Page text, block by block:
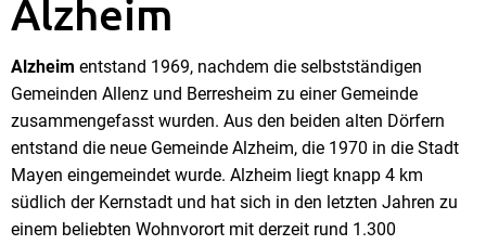
Alzheim
Alzheim entstand 1969, nachdem die selbstständigen
Gemeinden Allenz und Berresheim zu einer Gemeinde
zusammengefasst wurden. Aus den beiden alten Dörfern
entstand die neue Gemeinde Alzheim, die 1970 in die Stadt
Mayen eingemeindet wurde. Alzheim liegt knapp 4 km
südlich der Kernstadt und hat sich in den letzten Jahren zu
einem beliebten Wohnvorort mit derzeit rund 1.300